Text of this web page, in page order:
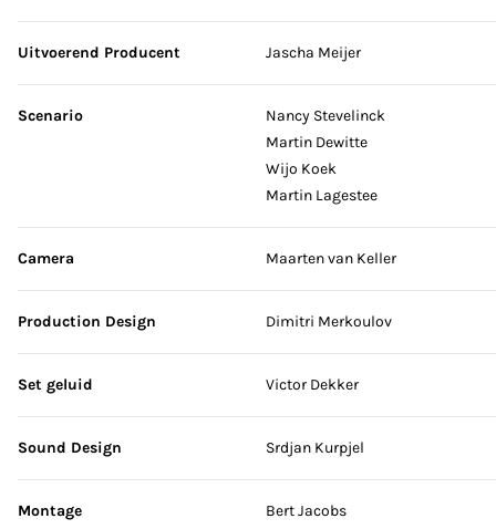
Uitvoerend Producent Jascha Meijer
Scenario
Nancy Stevelinck
Martin Dewitte
Wijo Koek
Martin Lagestee
Camera Maarten van Keller
Production Design Dimitri Merkoulov
Set geluid Victor Dekker
Sound Design Srdjan Kurpjel
Montage
Bert Jacobs